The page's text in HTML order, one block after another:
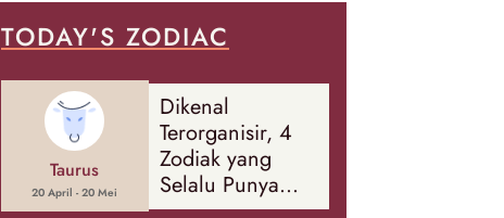
TODAY'S ZODIAC
Taurus
20 April - 20 Mei
Dikenal
Terorganisir, 4
Zodiak yang
Selalu Punya
Rencana